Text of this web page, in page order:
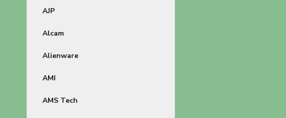
AJP
Alcam
Alienware
AMI
AMS Tech